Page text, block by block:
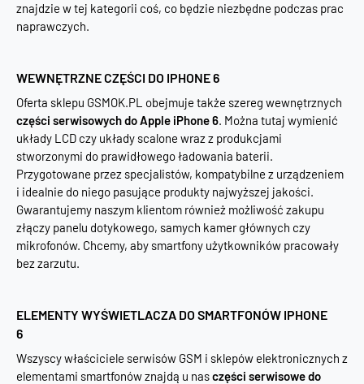
znajdzie w tej kategorii coś, co będzie niezbędne podczas prac
naprawczych.
WEWNĘTRZNE CZĘŚCI DO IPHONE 6
Oferta sklepu GSMOK.PL obejmuje także szereg wewnętrznych
części serwisowych do Apple iPhone 6. Można tutaj wymienić
układy LCD czy układy scalone wraz z produkcjami
stworzonymi do prawidłowego ładowania baterii.
Przygotowane przez specjalistów, kompatybilne z urządzeniem
i idealnie do niego pasujące produkty najwyższej jakości.
Gwarantujemy naszym klientom również możliwość zakupu
złączy panelu dotykowego, samych kamer głównych czy
mikrofonów. Chcemy, aby smartfony użytkowników pracowały
bez zarzutu.
ELEMENTY WYŚWIETLACZA DO SMARTFONÓW IPHONE
6
Wszyscy właściciele serwisów GSM i sklepów elektronicznych z
elementami smartfonów znajdą u nasczęści serwisowe do